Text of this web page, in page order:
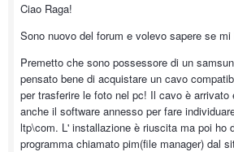
Ciao Raga!
Sono nuovo del forum e volevo sapere se
Premetto che sono possessore di un
pensato bene di acquistare un cavo
per trasferire le foto nel pc! Il cavo è arrivato
anche il software annesso per fare
ltp\com. L' installazione è riuscita ma poi ho
programma chiamato pim(file manager) dal